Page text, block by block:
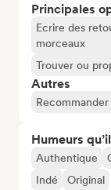
Principales
Ecrire des
morceaux
Trouver ou
Autres
Humeurs
Authentique
Indé
Original